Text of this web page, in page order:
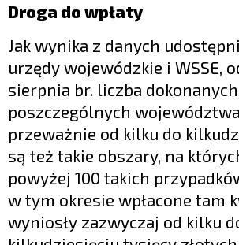
Droga do wpłaty
Jak wynika z danych
urzędy wojewódzkie i WSSE,
sierpnia br. liczba
poszczególnych
przeważnie od kilku do
są też takie obszary, na
powyżej 100 takich
w tym okresie wpłacone tam
wyniosły zazwyczaj od kilku